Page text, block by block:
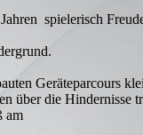
spielerisch
Geräteparcours
über die Hindernisse
am